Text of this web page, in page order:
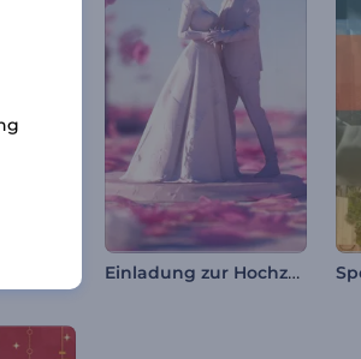
Einladung zur Hochzeit mit Figur